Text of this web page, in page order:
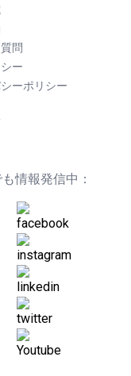
問
ー
ーポリシー
情報発信中：